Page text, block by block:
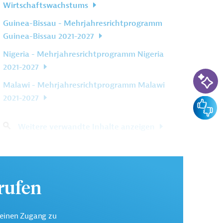
Wirtschaftswachstums
Guinea-Bissau - Mehrjahresrichtprogramm
Guinea-Bissau 2021-2027
Nigeria - Mehrjahresrichtprogramm Nigeria
2021-2027
Malawi - Mehrjahresrichtprogramm Malawi
2021-2027
Zugang zu
KI-